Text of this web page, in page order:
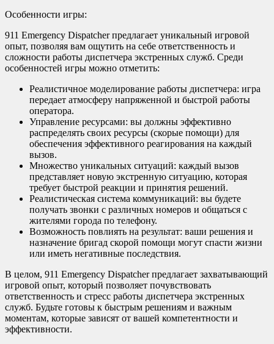
Особенности игры:
911 Emergency Dispatcher предлагает уникальный игровой
опыт, позволяя вам ощутить на себе ответственность и
сложности работы диспетчера экстренных служб. Среди
особенностей игры можно отметить:
Реалистичное моделирование работы диспетчера: игра
передает атмосферу напряженной и быстрой работы
оператора.
Управление ресурсами: вы должны эффективно
распределять своих ресурсы (скорые помощи) для
обеспечения эффективного реагирования на каждый
вызов.
Множество уникальных ситуаций: каждый вызов
представляет новую экстренную ситуацию, которая
требует быстрой реакции и принятия решений.
Реалистическая система коммуникаций: вы будете
получать звонки с различных номеров и общаться с
жителями города по телефону.
Возможность повлиять на результат: ваши решения и
назначение бригад скорой помощи могут спасти жизни
или иметь негативные последствия.
В целом, 911 Emergency Dispatcher предлагает захватывающий
игровой опыт, который позволяет почувствовать
ответственность и стресс работы диспетчера экстренных
служб. Будьте готовы к быстрым решениям и важным
моментам, которые зависят от вашей компетентности и
эффективности.